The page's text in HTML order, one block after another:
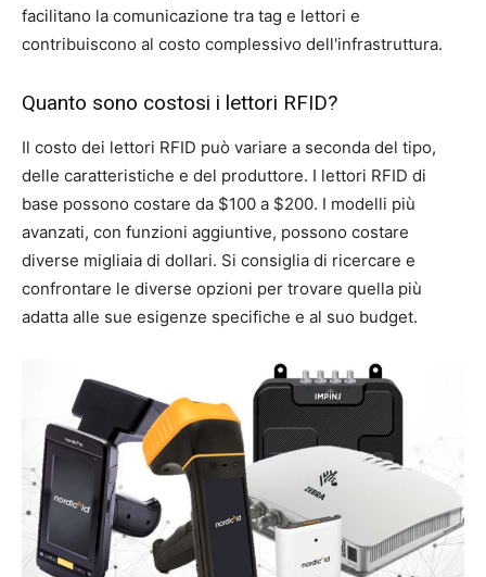
facilitano la comunicazione tra tag e lettori e
contribuiscono al costo complessivo dell'infrastruttura.
Quanto sono costosi i lettori RFID?
Il costo dei lettori RFID può variare a seconda del tipo,
delle caratteristiche e del produttore. I lettori RFID di
base possono costare da $100 a $200. I modelli più
avanzati, con funzioni aggiuntive, possono costare
diverse migliaia di dollari. Si consiglia di ricercare e
confrontare le diverse opzioni per trovare quella più
adatta alle sue esigenze specifiche e al suo budget.